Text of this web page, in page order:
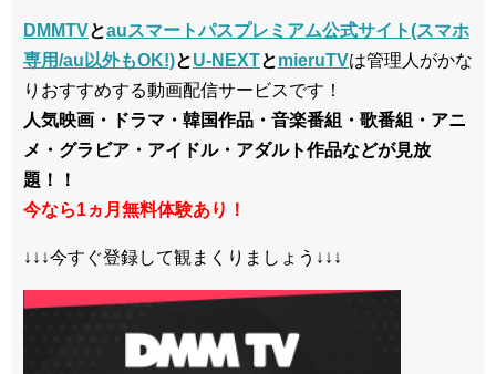
DMMTVとauスマートパスプレミアム公式サイト(スマホ
専用/au以外もOK!)とU-NEXTとmieruTVは管理人がかな
りおすすめする動画配信サービスです！
人気映画・ドラマ・韓国作品・音楽番組・歌番組・アニ
メ・グラビア・アイドル・アダルト作品などが見放
題！！
今なら1ヵ月無料体験あり！
↓↓↓今すぐ登録して観まくりましょう↓↓↓